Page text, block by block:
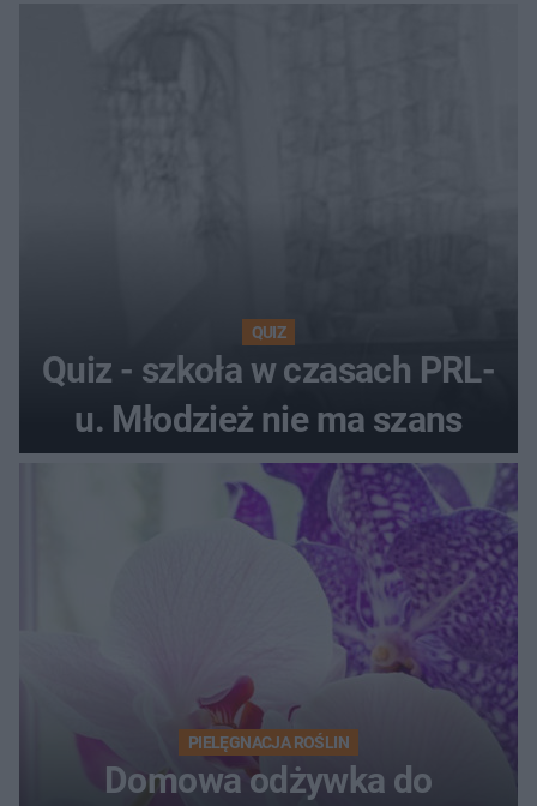
QUIZ
Quiz - szkoła w czasach PRL-
u. Młodzież nie ma szans
PIELĘGNACJA ROŚLIN
Domowa odżywka do